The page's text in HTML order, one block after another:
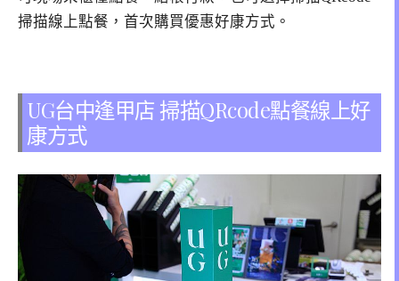
掃描線上點餐，首次購買優惠好康方式。
UG台中逢甲店 掃描QRcode點餐線上好
康方式